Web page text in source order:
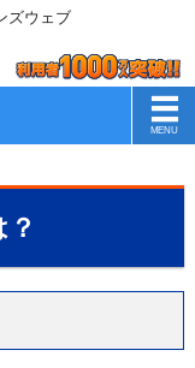
ズウェブ